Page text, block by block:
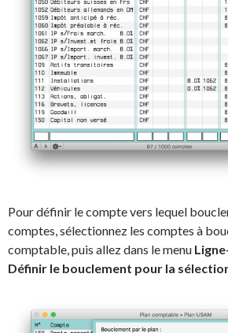
Pour définir le compte vers lequel
comptes, sélectionnez les comptes à
comptable, puis allez dans le menu
Définir le bouclement pour la